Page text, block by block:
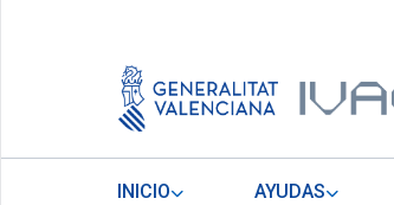
INICIO AYUDAS